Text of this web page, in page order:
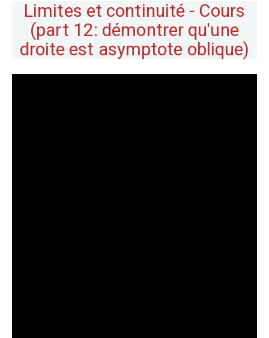
Limites et continuité - Cours
(part 12: démontrer qu'une
droite est asymptote oblique)